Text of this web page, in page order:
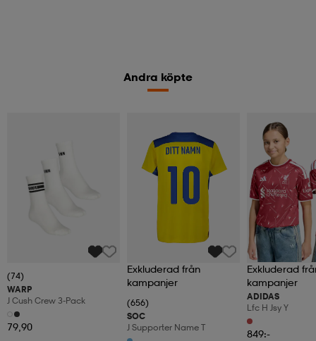
Andra köpte
(74)
WARP
J Cush Crew 3-Pack
79,90
Exkluderad från
kampanjer
(656)
SOC
J Supporter Name T
Exkluderad
kampanjer
ADIDAS
Lfc H Jsy Y
849:-